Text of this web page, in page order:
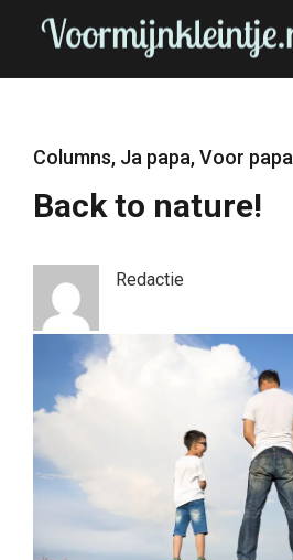
Columns, Ja papa,Voor papa
Back to nature!
Redactie